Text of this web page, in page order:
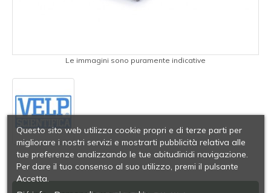
Le immagini sono puramente indicative
Questo sito web utilizza cookie propri e di terze parti per
migliorare i nostri servizi e mostrarti pubblicità relativa alle
tue preferenze analizzando le tue abitudinidi navigazione.
Per dare il tuo consenso al suo utilizzo, premi il pulsante
Accetta.